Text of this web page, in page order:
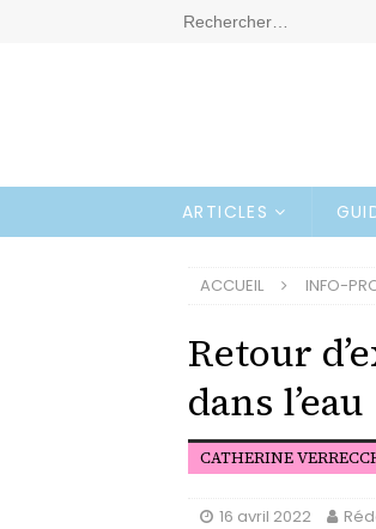
ARTICLES
ACCUEIL INFO-
Retour
dans l’eau
CATHERINE
16 avril 2022